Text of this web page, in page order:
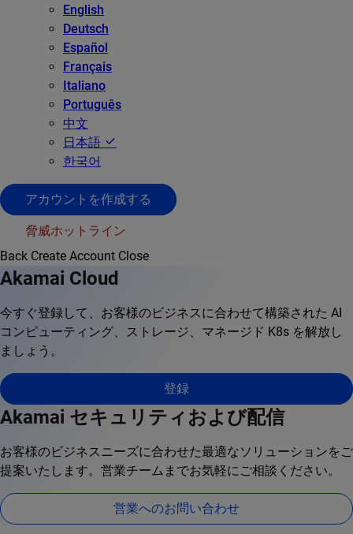
English
Deutsch
Español
Français
Italiano
Português
中文
日本語
한국어
アカウントを作成する
脅威ホットライン
Back Create Account Close
Akamai Cloud
今すぐ登録して、お客様のビジネスに合わせて構築された AI
コンピューティング、ストレージ、マネージド K8s を解放し
ましょう。
登録
Akamai セキュリティおよび配信
お客様のビジネスニーズに合わせた最適なソリューションをご
提案いたします。営業チームまでお気軽にご相談ください。
営業へのお問い合わせ